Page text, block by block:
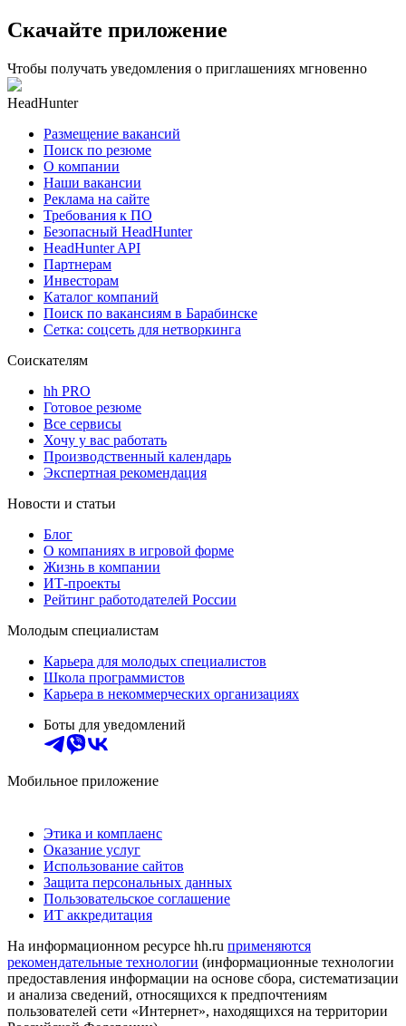
Скачайте приложение
Чтобы получать уведомления о приглашениях мгновенно
HeadHunter
Размещение вакансий
Поиск по резюме
О компании
Наши вакансии
Реклама на сайте
Требования к ПО
Безопасный HeadHunter
HeadHunter API
Партнерам
Инвесторам
Каталог компаний
Поиск по вакансиям в Барабинске
Сетка: соцсеть для нетворкинга
Соискателям
hh PRO
Готовое резюме
Все сервисы
Хочу у вас работать
Производственный календарь
Экспертная рекомендация
Новости и статьи
Блог
О компаниях в игровой форме
Жизнь в компании
ИТ-проекты
Рейтинг работодателей России
Молодым специалистам
Карьера для молодых специалистов
Школа программистов
Карьера в некоммерческих организациях
Боты для уведомлений
Мобильное приложение
Этика и комплаенс
Оказание услуг
Использование сайтов
Защита персональных данных
Пользовательское соглашение
ИТ аккредитация
На информационном ресурсе hh.ru применяются
рекомендательные технологии (информационные технологии
предоставления информации на основе сбора, систематизации
и анализа сведений, относящихся к предпочтениям
пользователей сети «Интернет», находящихся на территории